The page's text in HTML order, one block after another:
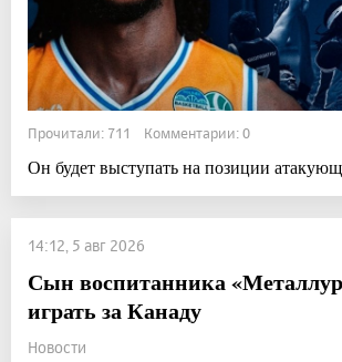
Прочитали: 711 Комментарии: 0
Он будет выступать на позиции
14:12, 5 авг 2026
Сын воспитанника
играть за Канаду
Новости